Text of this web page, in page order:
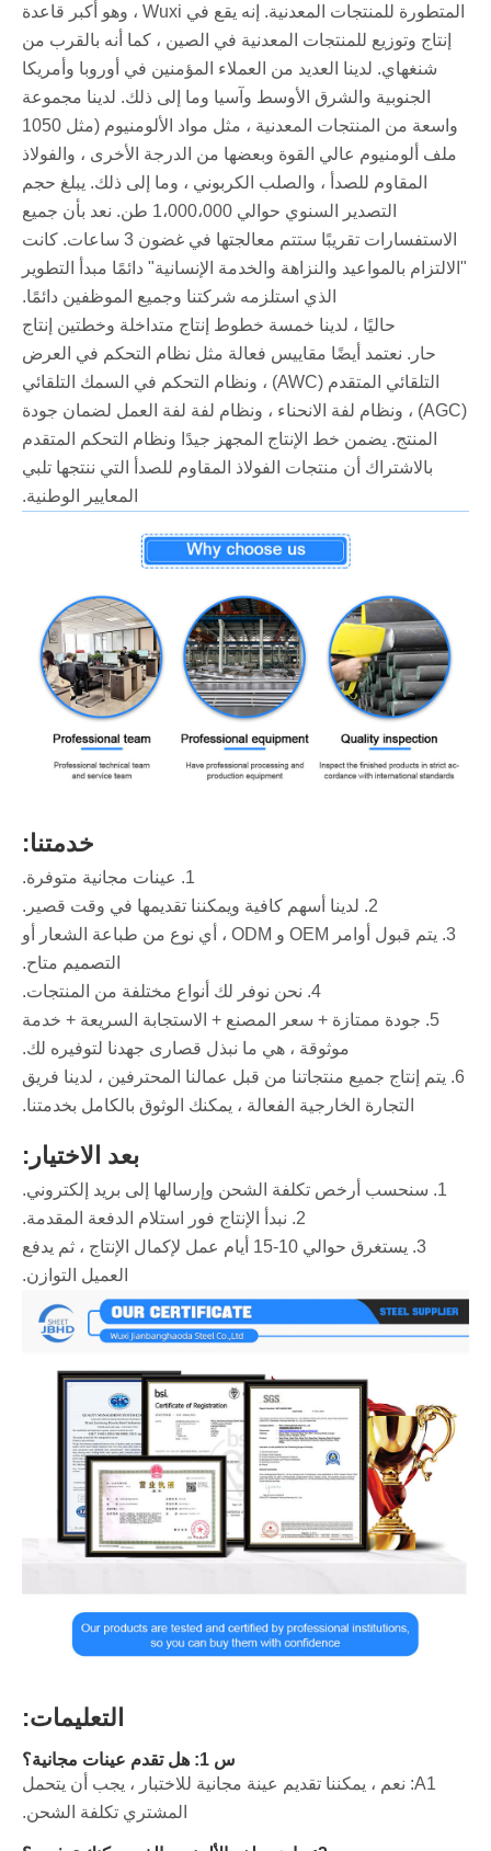
المتطورة للمنتجات المعدنية. إنه يقع في Wuxi ، وهو أكبر قاعدة
إنتاج وتوزيع للمنتجات المعدنية في الصين ، كما أنه بالقرب من
شنغهاي. لدينا العديد من العملاء المؤمنين في أوروبا وأمريكا
الجنوبية والشرق الأوسط وآسيا وما إلى ذلك. لدينا مجموعة
واسعة من المنتجات المعدنية ، مثل مواد الألومنيوم (مثل 1050
ملف ألومنيوم عالي القوة وبعضها من الدرجة الأخرى ، والفولاذ
المقاوم للصدأ ، والصلب الكربوني ، وما إلى ذلك. يبلغ حجم
التصدير السنوي حوالي 1،000،000 طن. نعد بأن جميع
الاستفسارات تقريبًا ستتم معالجتها في غضون 3 ساعات. كانت
"الالتزام بالمواعيد والنزاهة والخدمة الإنسانية" دائمًا مبدأ التطوير
الذي استلزمه شركتنا وجميع الموظفين دائمًا.
حاليًا ، لدينا خمسة خطوط إنتاج متداخلة وخطتين إنتاج
حار. نعتمد أيضًا مقاييس فعالة مثل نظام التحكم في العرض
التلقائي المتقدم (AWC) ، ونظام التحكم في السمك التلقائي
(AGC) ، ونظام لفة الانحناء ، ونظام لفة لفة العمل لضمان جودة
المنتج. يضمن خط الإنتاج المجهز جيدًا ونظام التحكم المتقدم
بالاشتراك أن منتجات الفولاذ المقاوم للصدأ التي ننتجها تلبي
المعايير الوطنية.
خدمتنا:
1. عينات مجانية متوفرة.
2. لدينا أسهم كافية ويمكننا تقديمها في وقت قصير.
3. يتم قبول أوامر OEM و ODM ، أي نوع من طباعة الشعار أو
التصميم متاح.
4. نحن نوفر لك أنواع مختلفة من المنتجات.
5. جودة ممتازة + سعر المصنع + الاستجابة السريعة + خدمة
موثوقة ، هي ما نبذل قصارى جهدنا لتوفيره لك.
6. يتم إنتاج جميع منتجاتنا من قبل عمالنا المحترفين ، لدينا فريق
التجارة الخارجية الفعالة ، يمكنك الوثوق بالكامل بخدمتنا.
بعد الاختيار:
1. سنحسب أرخص تكلفة الشحن وإرسالها إلى بريد إلكتروني.
2. نبدأ الإنتاج فور استلام الدفعة المقدمة.
3. يستغرق حوالي 10-15 أيام عمل لإكمال الإنتاج ، ثم يدفع
العميل التوازن.
التعليمات:
س 1: هل تقدم عينات مجانية؟
A1: نعم ، يمكننا تقديم عينة مجانية للاختبار ، يجب أن يتحمل
المشتري تكلفة الشحن.